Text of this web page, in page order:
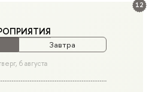
12
Завтра
6 августа